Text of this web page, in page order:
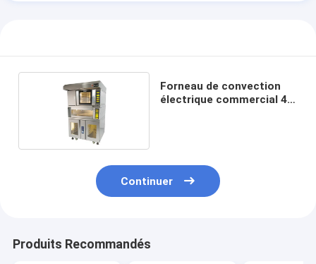
Forneau de convection
électrique commercial 4
Continuer
Produits Recommandés